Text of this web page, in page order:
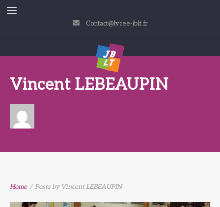
Contact@lycee-jblt.fr
Vincent LEBEAUPIN
Home /Posts by Vincent LEBEAUPIN